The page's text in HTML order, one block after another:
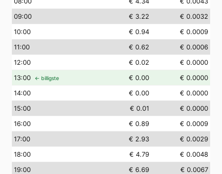
09:00 € 3.22
€ 0.0032
10:00 € 0.94
€ 0.0009
11:00 € 0.62
€ 0.0006
12:00 € 0.02
€ 0.0000
13:00 ← billigste € 0.00
€ 0.0000
14:00 € 0.00
€ 0.0000
15:00 € 0.01
€ 0.0000
16:00 € 0.89
€ 0.0009
17:00 € 2.93
€ 0.0029
18:00 € 4.79
€ 0.0048
19:00 € 6.69
€ 0.0067